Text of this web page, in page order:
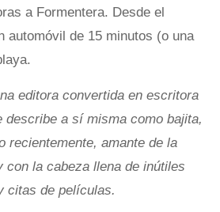
a Formentera. Desde el
automóvil de 15 minutos (o una
editora convertida en escritora
describe a sí misma como bajita,
recientemente, amante de la
con la cabeza llena de inútiles
citas de películas.